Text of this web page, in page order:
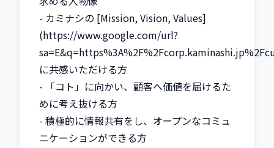
- カミナシの [Mission, Vision, Values]
(https://www.google.com/url?
に共感いただける方
- 「コト」に向かい、顧客へ価値を届けるた
めに考え抜ける方
- 積極的に情報共有をし、オープンなコミュ
ニケーションができる方